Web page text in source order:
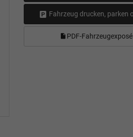
Fahrzeug drucken, parken
PDF-